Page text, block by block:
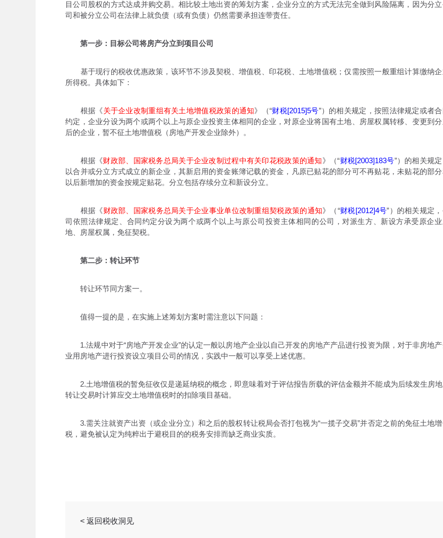
目公司股权的方式达成并购交易。相比较土地出资的筹划方案，企业分立的方式无法完全做到风险隔离，因为分
司和被分立公司在法律上就负债（或有负债）仍然需要承担连带责任。
第一步：目标公司将房产分立到项目公司
基于现行的税收优惠政策，该环节不涉及契税、增值税、印花税、土地增值税；仅需按照一般重组计算缴纳
所得税。具体如下：
根据《关于企业改制重组有关土地增值税政策的通知》（“财税[2015]5号”）的相关规定，按照法律规定或者
约定，企业分设为两个或两个以上与原企业投资主体相同的企业，对原企业将国有土地、房屋权属转移、变更到
后的企业，暂不征土地增值税（房地产开发企业除外）。
根据《财政部、国家税务总局关于企业改制过程中有关印花税政策的通知》（“财税[2003]183号”）的相关规定
以合并或分立方式成立的新企业，其新启用的资金账簿记载的资金，凡原已贴花的部分可不再贴花，未贴花的部
以后新增加的资金按规定贴花。分立包括存续分立和新设分立。
根据《财政部、国家税务总局关于企业事业单位改制重组契税政策的通知》（“财税[2012]4号”）的相关规定
司依照法律规定、合同约定分设为两个或两个以上与原公司投资主体相同的公司，对派生方、新设方承受原企业
地、房屋权属，免征契税。
第二步：转让环节
转让环节同方案一。
值得一提的是，在实施上述筹划方案时需注意以下问题：
1.法规中对于“房地产开发企业”的认定一般以房地产企业以自己开发的房地产产品进行投资为限，对于非房地
业用房地产进行投资设立项目公司的情况，实践中一般可以享受上述优惠。
2.土地增值税的暂免征收仅是递延纳税的概念，即意味着对于评估报告所载的评估金额并不能成为后续发生房
转让交易时计算应交土地增值税时的扣除项目基础。
3.需关注就资产出资（或企业分立）和之后的股权转让税局会否打包视为“一揽子交易”并否定之前的免征土地
税，避免被认定为纯粹出于避税目的的税务安排而缺乏商业实质。
< 返回税收洞见